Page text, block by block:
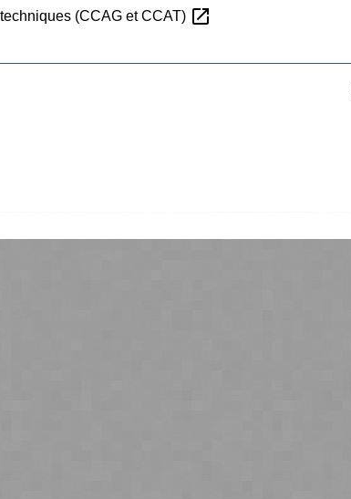
(CCAG et CCAT) open_in_new